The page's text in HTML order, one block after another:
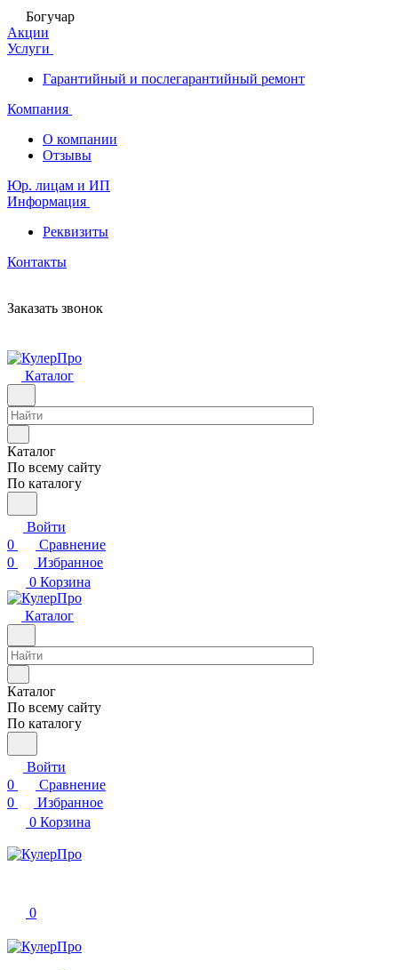
Богучар
Акции
Услуги
Гарантийный и послегарантийный ремонт
Компания
О компании
Отзывы
Юр. лицам и ИП
Информация
Реквизиты
Контакты
Заказать звонок
Каталог
Каталог
По всему сайту
По каталогу
Войти
0
Сравнение
0
Избранное
0 Корзина
Каталог
Каталог
По всему сайту
По каталогу
Войти
0
Сравнение
0
Избранное
0 Корзина
0